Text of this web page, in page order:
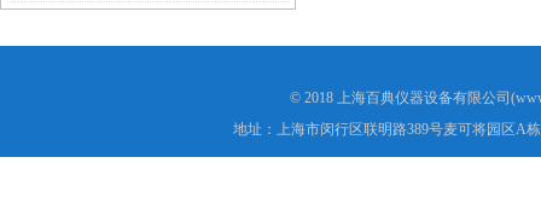
© 2018 上海百典仪器设备有限公司
地址：上海市闵行区联明路389号麦可将园区A